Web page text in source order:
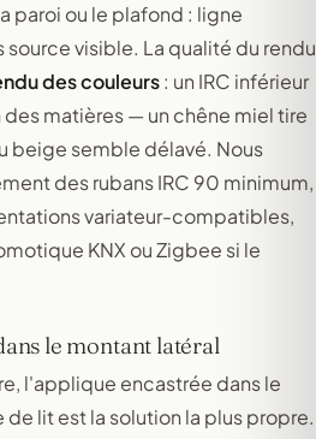
paroi ou le plafond : ligne
source visible. La qualité du rendu
des couleurs: un IRC inférieur
matières — un chêne miel tire
beige semble délavé. Nous
des rubans IRC 90 minimum,
variateur-compatibles,
KNX ou Zigbee si le
le montant latéral
l'applique encastrée dans le
lit est la solution la plus propre.